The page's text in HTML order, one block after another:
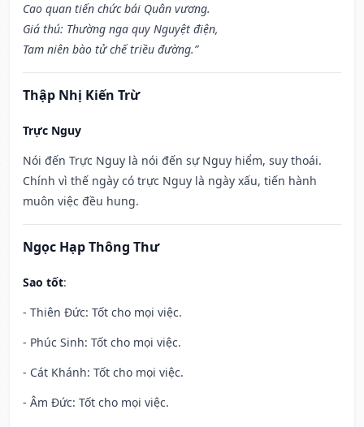
Cao quan tiến chức bái Quân vương.
Giá thú: Thường nga quy Nguyệt điện,
Tam niên bào tử chế triều đường.”
Thập Nhị Kiến Trừ
Trực Nguy
Nói đến Trực Nguy là nói đến sự Nguy hiểm, suy thoái.
Chính vì thế ngày có trực Nguy là ngày xấu, tiến hành
muôn việc đều hung.
Ngọc Hạp Thông Thư
Sao tốt:
- Thiên Đức: Tốt cho mọi việc.
- Phúc Sinh: Tốt cho mọi việc.
- Cát Khánh: Tốt cho mọi việc.
- Âm Đức: Tốt cho mọi việc.